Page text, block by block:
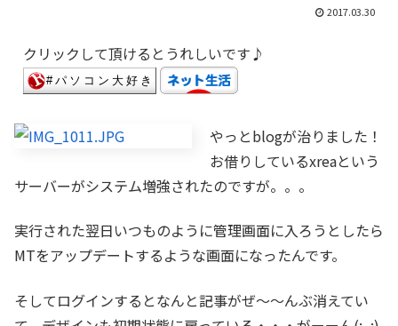
2017.03.30
クリックして頂けるとうれしいです♪
やっとblogが治りました！
お借りしているxreaという
サーバーがシステム増強されたのですが。。。
実行された翌日いつものように管理画面に入ろうとしたら
MTをアップデートするような画面になったんです。
そしてログインするとなんと記事がぜ～～んぶ消えてい